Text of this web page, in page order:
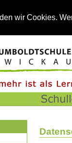
wir Cookies.